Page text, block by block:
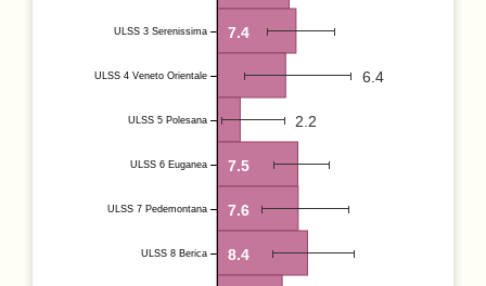
7.4
6.4
2.2
7.5
7.6
8.4
ULSS 3 Serenissima
ULSS 4 Veneto Orientale
ULSS 5 Polesana
ULSS 6 Euganea
ULSS 7 Pedemontana
ULSS 8 Berica